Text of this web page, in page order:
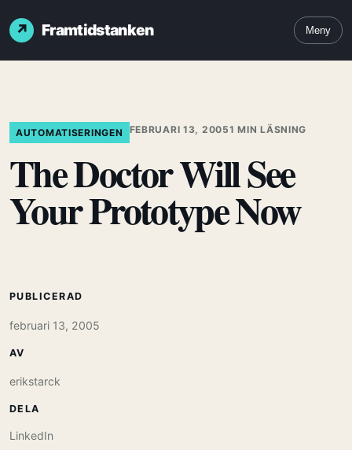
Framtidstanken Meny
AUTOMATISERINGEN FEBRUARI 13, 20051 MIN LÄSNING
The Doctor Will See
Your Prototype Now
PUBLICERAD
februari 13, 2005
AV
erikstarck
DELA
LinkedIn